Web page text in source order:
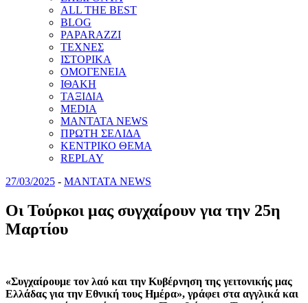
ALL THE BEST
BLOG
PAPARAZZI
ΤΕΧΝΕΣ
ΙΣΤΟΡΙΚΑ
ΟΜΟΓΕΝΕΙΑ
ΙΘΑΚΗ
ΤΑΞΙΔΙΑ
MEDIA
MANTATA NEWS
ΠΡΩΤΗ ΣΕΛΙΔΑ
ΚΕΝΤΡΙΚΟ ΘΕΜΑ
REPLAY
27/03/2025 - MANTATA NEWS
Οι Τούρκοι μας συγχαίρουν για την 25η
Μαρτίου
«Συγχαίρουμε τον λαό και την Κυβέρνηση της γειτονικής μας
Ελλάδας για την Εθνική τους Ημέρα», γράφει στα αγγλικά και